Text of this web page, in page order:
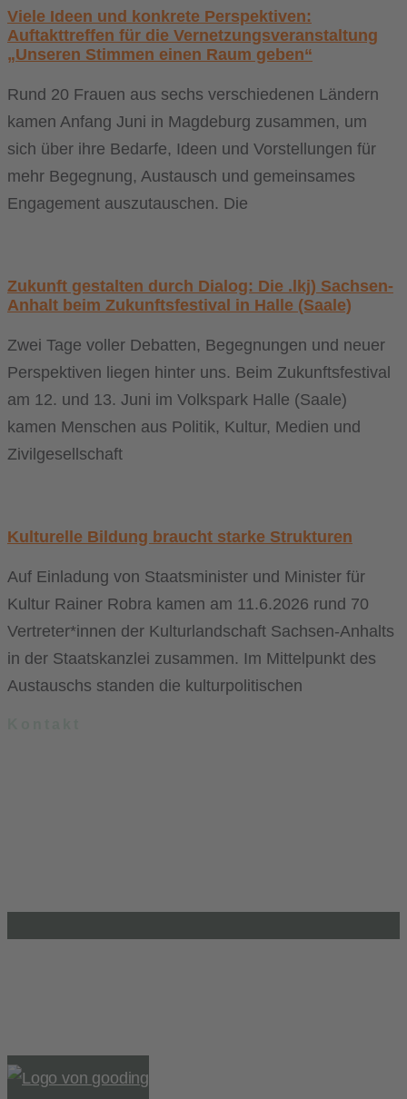
Viele Ideen und konkrete Perspektiven:
Auftakttreffen für die Vernetzungsveranstaltung
„Unseren Stimmen einen Raum geben“
Rund 20 Frauen aus sechs verschiedenen Ländern
kamen Anfang Juni in Magdeburg zusammen, um
sich über ihre Bedarfe, Ideen und Vorstellungen für
mehr Begegnung, Austausch und gemeinsames
Engagement auszutauschen. Die
Zukunft gestalten durch Dialog: Die .lkj) Sachsen-
Anhalt beim Zukunftsfestival in Halle (Saale)
Zwei Tage voller Debatten, Begegnungen und neuer
Perspektiven liegen hinter uns. Beim Zukunftsfestival
am 12. und 13. Juni im Volkspark Halle (Saale)
kamen Menschen aus Politik, Kultur, Medien und
Zivilgesellschaft
Kulturelle Bildung braucht starke Strukturen
Auf Einladung von Staatsminister und Minister für
Kultur Rainer Robra kamen am 11.6.2026 rund 70
Vertreter*innen der Kulturlandschaft Sachsen-Anhalts
in der Staatskanzlei zusammen. Im Mittelpunkt des
Austauschs standen die kulturpolitischen